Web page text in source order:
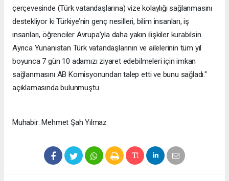
çerçevesinde (Türk vatandaşlarına) vize kolaylığı sağlanmasını
destekliyor ki Türkiye’nin genç nesilleri, bilim insanları, iş
insanları, öğrenciler Avrupa’yla daha yakın ilişkiler kurabilsin.
Ayrıca Yunanistan Türk vatandaşlarının ve ailelerinin tüm yıl
boyunca 7 gün 10 adamızı ziyaret edebilmeleri için imkan
sağlanmasını AB Komisyonundan talep etti ve bunu sağladı."
açıklamasında bulunmuştu.
Muhabir: Mehmet Şah Yılmaz